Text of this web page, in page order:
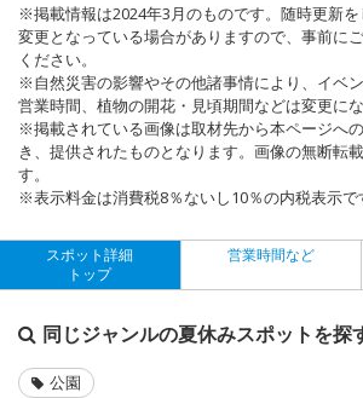
※掲載情報は2024年3月のものです。随時更新
変更となっている場合がありますので、事前に
ください。
※自然災害の影響やその他諸事情により、イベ
営業時間、植物の開花・見頃期間などは変更に
※掲載されている画像は取材先から本ページへ
き、提供されたものとなります。画像の無断転
す。
※表示料金は消費税8％ないし10％の内税表示で
スポット詳細
トップ
営業時間など
同じジャンルの夏休みスポットを探
公園